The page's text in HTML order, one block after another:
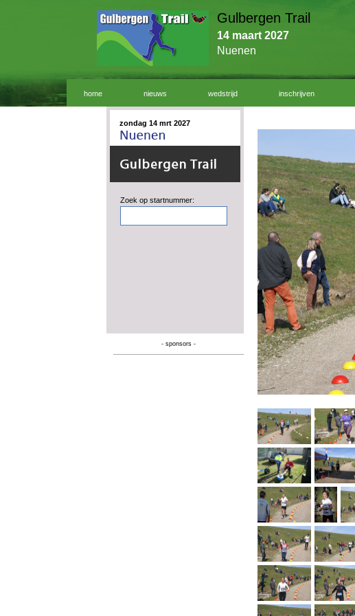
Gulbergen Trail
14 maart 2027
Nuenen
home nieuws wedstrijd inschrijven
zondag 14 mrt 2027
Zoek op startnummer:
- sponsors -